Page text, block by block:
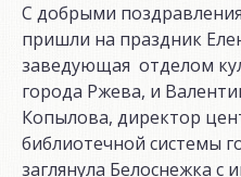
С добрыми
пришли на праздник
заведующая отделом
города Ржева, и
Копылова, директор
библиотечной системы
заглянула Белоснежка с